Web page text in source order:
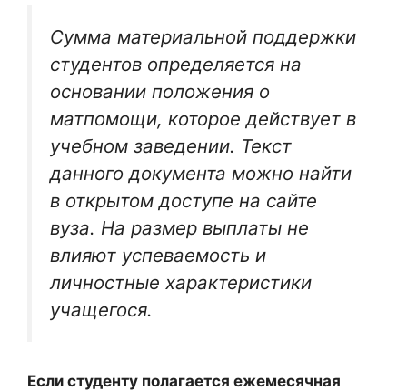
Сумма материальной поддержки
студентов определяется на
основании положения о
матпомощи, которое действует в
учебном заведении. Текст
данного документа можно найти
в открытом доступе на сайте
вуза. На размер выплаты не
влияют успеваемость и
личностные характеристики
учащегося.
Если студенту полагается ежемесячная